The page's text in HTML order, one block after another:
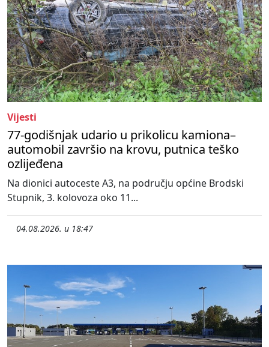
Vijesti
77-godišnjak udario u prikolicu kamiona–
automobil završio na krovu, putnica teško
ozlijeđena
Na dionici autoceste A3, na području općine Brodski
Stupnik, 3. kolovoza oko 11...
04.08.2026. u 18:47